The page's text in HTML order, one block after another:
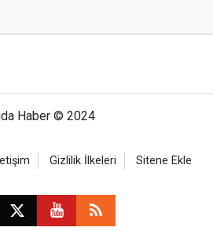
Haber © 2024
Gizlilik İlkeleri Sitene Ekle